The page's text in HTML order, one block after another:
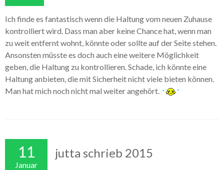
Ich finde es fantastisch wenn die Haltung vom neuen Zuhause
kontrolliert wird. Dass man aber keine Chance hat, wenn man
zu weit entfernt wohnt, könnte oder sollte auf der Seite stehen.
Ansonsten müsste es doch auch eine weitere Möglichkeit
geben, die Haltung zu kontrollieren. Schade, ich könnte eine
Haltung anbieten, die mit Sicherheit nicht viele bieten können.
Man hat mich noch nicht mal weiter angehört.
11
Januar
jutta schrieb 2015